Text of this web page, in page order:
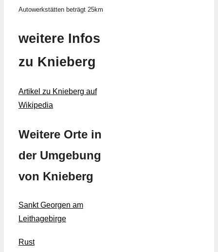
Autowerkstätten beträgt 25km
weitere Infos
zu Knieberg
Artikel zu Knieberg auf
Wikipedia
Weitere Orte in
der Umgebung
von Knieberg
Sankt Georgen am
Leithagebirge
Rust